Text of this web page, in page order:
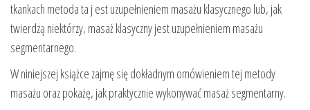
tkankach metoda ta j est uzupełnieniem masażu klasycznego lub, jak
twierdzą niektórzy, masaż klasyczny jest uzupełnieniem masażu
segmentarnego.
W niniejszej książce zajmę się dokładnym omówieniem tej metody
masażu oraz pokażę, jak praktycznie wykonywać masaż segmentarny.